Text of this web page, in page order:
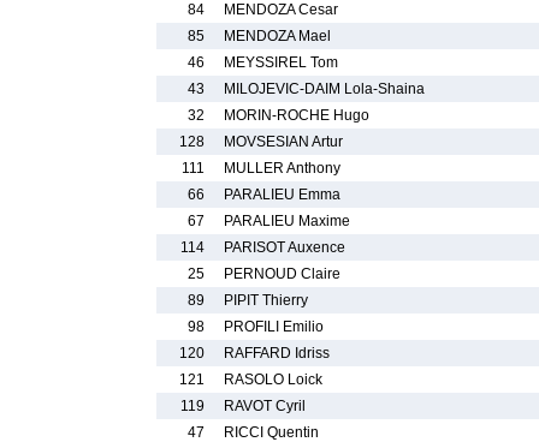
84
MENDOZA Cesar
85
MENDOZA Mael
46
MEYSSIREL Tom
43
MILOJEVIC-DAIM Lola-Shaina
32
MORIN-ROCHE Hugo
128
MOVSESIAN Artur
111
MULLER Anthony
66
PARALIEU Emma
67
PARALIEU Maxime
114
PARISOT Auxence
25
PERNOUD Claire
89
PIPIT Thierry
98
PROFILI Emilio
120
RAFFARD Idriss
121
RASOLO Loick
119
RAVOT Cyril
47
RICCI Quentin